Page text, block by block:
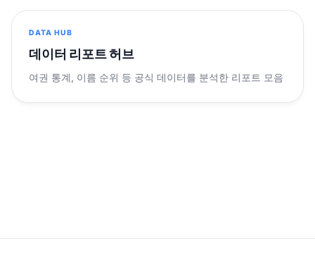
DATA HUB
데이터 리포트 허브
여권 통계, 이름 순위 등 공식 데이터를 분석한 리포트 모음